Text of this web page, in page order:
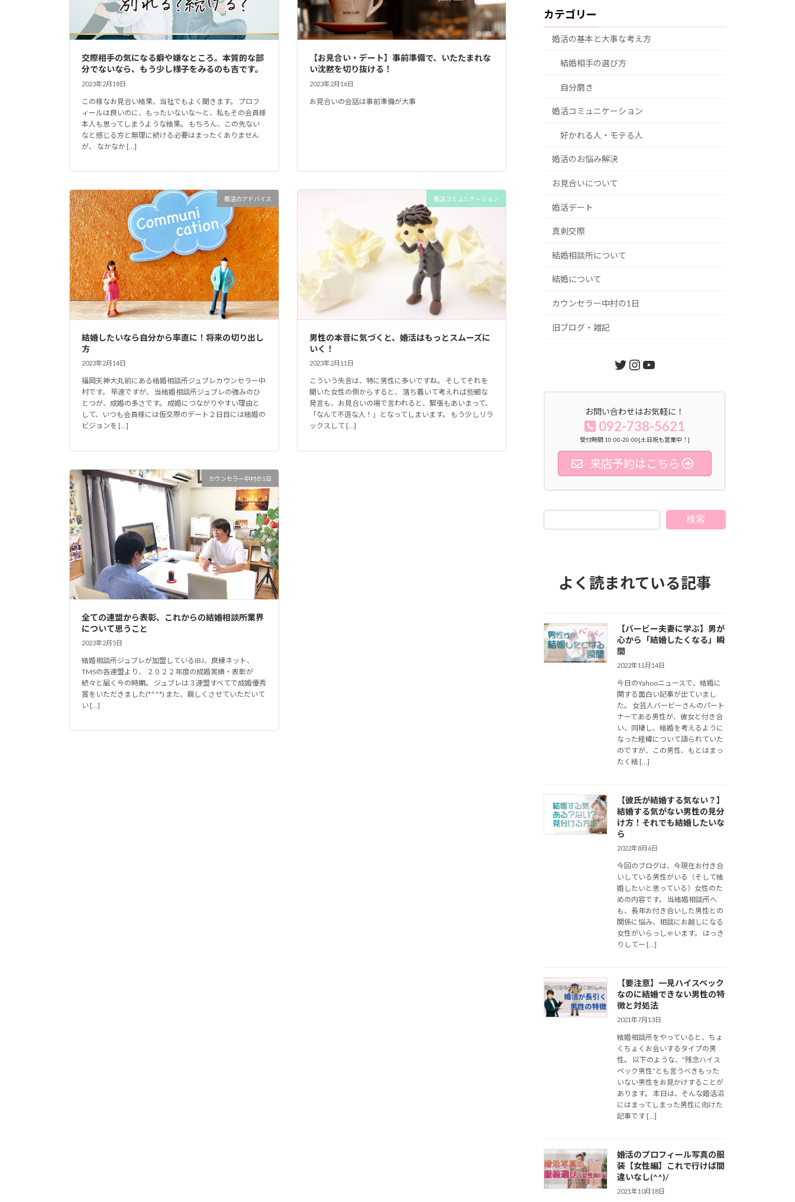
交際相手の気になる癖や嫌なところ。本質的な部
分でないなら、もう少し様子をみるのも吉です。
2023年2月18日
この様なお見合い結果、当社でもよく聞きます。 プロフ
ィールは良いのに、もったいないな～と、私もその会員様
本人も思ってしまうような結果。 もちろん、この先ない
なと感じる方と無理に続ける必要はまったくありません
が、 なかなか […]
【お見合い・デート】事前準備で、いたたまれな
い沈黙を切り抜ける！
2023年2月16日
お見合いの会話は事前準備が大事
婚活のアドバイス
結婚したいなら自分から率直に！将来の切り出し
方
2023年2月14日
福岡天神大丸前にある結婚相談所ジュブレカウンセラー中
村です。 早速ですが、 当結婚相談所ジュブレの強みのひ
とつが、成婚の多さです。 成婚につながりやすい理由と
して、いつも会員様には仮交際のデート２日目には結婚の
ビジョンを […]
婚活コミュニケーション
男性の本音に気づくと、婚活はもっとスムーズに
いく！
2023年2月11日
こういう失言は、特に男性に多いですね。 そしてそれを
聞いた女性の側からすると、 落ち着いて考えれば些細な
発言も、お見合いの場で言われると、緊張もあいまって、
「なんて不遜な人！」となってしまいます。 もう少しリラ
ックスして […]
カウンセラー中村の1日
全ての連盟から表彰、これからの結婚相談所業界
について思うこと
2023年2月5日
結婚相談所ジュブレが加盟しているIBJ、良縁ネット、
TMSの各連盟より、 ２０２２年度の成婚実績・表彰が
続々と届く今の時期。 ジュブレは３連盟すべてで成婚優秀
賞をいただきました(*^^*) また、親しくさせていただいて
い […]
カテゴリー
婚活の基本と大事な考え方
結婚相手の選び方
自分磨き
婚活コミュニケーション
好かれる人・モテる人
婚活のお悩み解決
お見合いについて
婚活デート
真剣交際
結婚相談所について
結婚について
カウンセラー中村の1日
旧ブログ・雑記
Twitter
Instagram
YouTube
お問い合わせはお気軽に！
092-738-5621
受付時間 10:00-20:00[土日祝も営業中！]
来店予約はこちら
検索
よく読まれている記事
【バービー夫妻に学ぶ】男が
心から「結婚したくなる」瞬
間
2022年11月14日
今日のYahooニュースで、結婚に
関する面白い記事が出ていまし
た。 女芸人バービーさんのパート
ナーである男性が、彼女と付き合
い、同棲し、結婚を考えるように
なった経緯について語られていた
のですが、この男性、もとはまっ
たく結 […]
【彼氏が結婚する気ない？】
結婚する気がない男性の見分
け方！それでも結婚したいな
ら
2022年8月6日
今回のブログは、今現在お付き合
いしている男性がいる（そして結
婚したいと思っている）女性のた
めの内容です。 当結婚相談所へ
も、長年お付き合いした男性との
関係に悩み、相談にお越しになる
女性がいらっしゃいます。 はっき
りしてー […]
【要注意】一見ハイスペック
なのに結婚できない男性の特
徴と対処法
2021年7月13日
結婚相談所をやっていると、ちょ
くちょくお会いするタイプの男
性。 以下のような、”残念ハイス
ペック男性”とも言うべきもった
いない男性をお見かけすることが
あります。 本日は、そんな婚活沼
にはまってしまった男性に向けた
記事です […]
婚活のプロフィール写真の服
装【女性編】これで行けば間
違いなし(^^)/
2021年10月18日